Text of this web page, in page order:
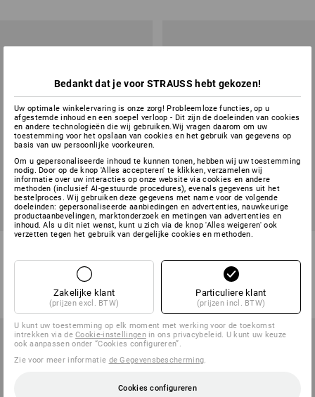
(incl. BTW) v.a. 10 stuks
uitvoeringen
(incl. BTW) v.a. 10 stuks
Bedankt dat je voor STRAUSS hebt gekozen!
Uw optimale winkelervaring is onze zorg! Probleemloze functies, op u
afgestemde inhoud en een soepel verloop - Dit zijn de doeleinden van cookies
en andere technologieën die wij gebruiken.Wij vragen daarom om uw
toestemming voor het opslaan van cookies en het gebruik van gegevens op
basis van uw persoonlijke voorkeuren.
Om u gepersonaliseerde inhoud te kunnen tonen, hebben wij uw toestemming
nodig. Door op de knop 'Alles accepteren' te klikken, verzamelen wij
informatie over uw interacties op onze website via cookies en andere
methoden (inclusief AI-gestuurde procedures), evenals gegevens uit het
bestelproces. Wij gebruiken deze gegevens met name voor de volgende
doeleinden: gepersonaliseerde aanbiedingen en advertenties, nauwkeurige
productaanbevelingen, marktonderzoek en metingen van advertenties en
inhoud. Als u dit niet wenst, kunt u zich via de knop 'Alles weigeren' ook
verzetten tegen het gebruik van dergelijke cookies en methoden.
Zakelijke klant
(prijzen excl. BTW)
Particuliere klant
(prijzen incl. BTW)
U kunt uw toestemming op elk moment met werking voor de toekomst
intrekken via deCookie-instellingenin ons privacybeleid. U kunt uw keuze
ook aanpassen onder “Cookies configureren”.
Zie voor meer informatie de Gegevensbescherming
Cookies configureren